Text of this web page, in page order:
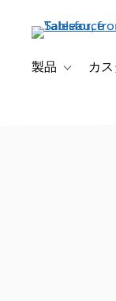
製品 Toggleカ